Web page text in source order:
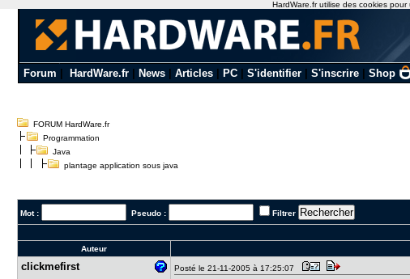
Forum HardWare.fr| News| Articles| PC| S'identifier| S'inscrire| Shop
FORUM HardWare.fr
Programmation
Java
plantage application sous java
Mot : Pseudo : Filtrer
Auteur
clickmefir​st Posté le 21-11-2005 à 17:25:07
HardWare.fr utilise des cookies